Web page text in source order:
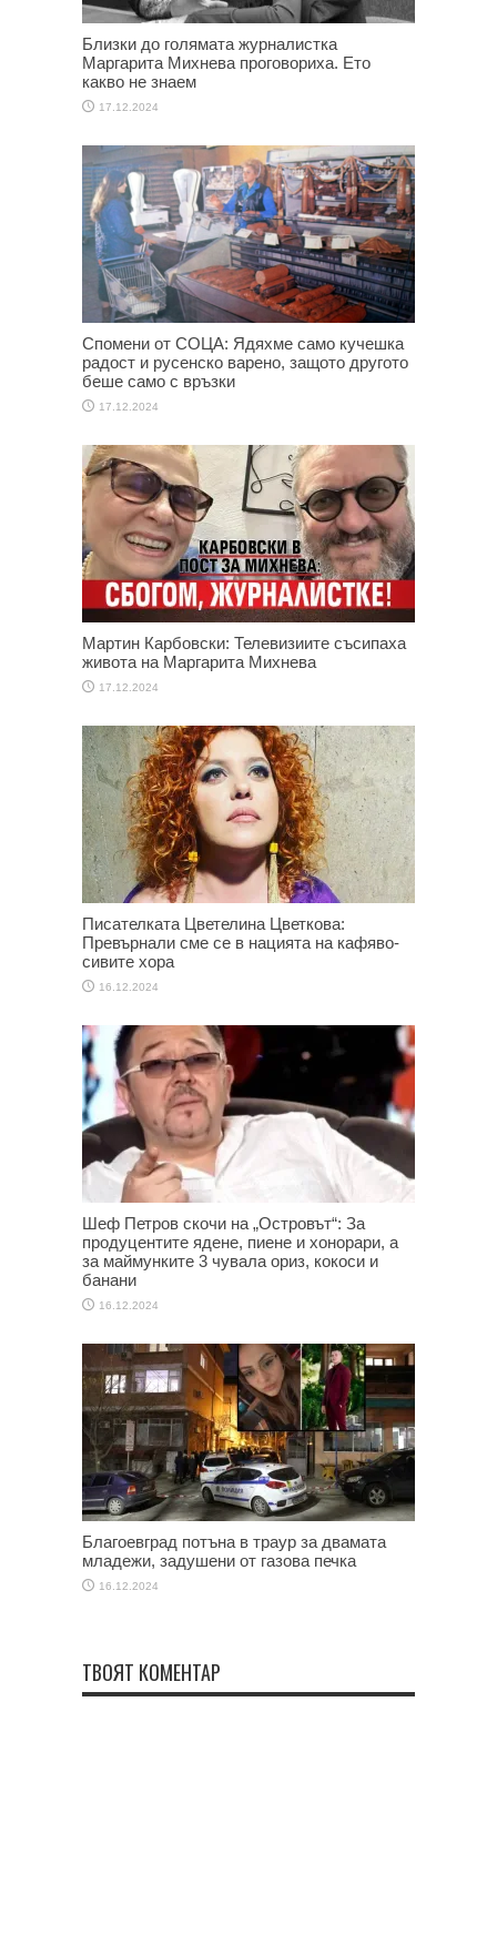
Близки до голямата журналистка
Маргарита Михнева проговориха. Ето
какво не знаем
17.12.2024
Спомени от СОЦА: Ядяхме само кучешка
радост и русенско варено, защото другото
беше само с връзки
17.12.2024
Мартин Карбовски: Телевизиите съсипаха
живота на Маргарита Михнева
17.12.2024
Писателката Цветелина Цветкова:
Превърнали сме се в нацията на кафяво-
сивите хора
16.12.2024
Шеф Петров скочи на „Островът“: За
продуцентите ядене, пиене и хонорари, а
за маймунките 3 чувала ориз, кокоси и
банани
16.12.2024
Благоевград потъна в траур за двамата
младежи, задушени от газова печка
16.12.2024
ТВОЯТ КОМЕНТАР